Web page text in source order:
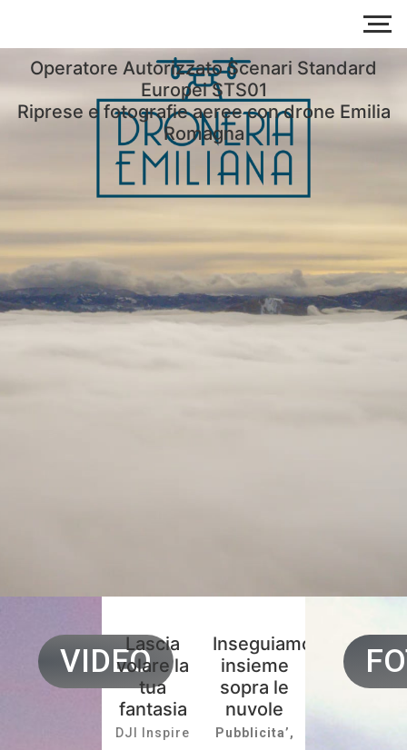
Operatore Autorizzato Scenari Standard
Europei STS01
Riprese e fotografie aeree con drone Emilia
Romagna
VIDEOLascia
volare la
tua
fantasia
DJI Inspire
Inseguiamola
insieme
sopra le
nuvole
Pubblicita’,